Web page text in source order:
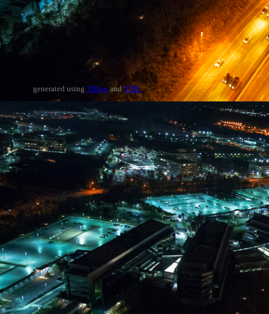
generated using YBlog and YML